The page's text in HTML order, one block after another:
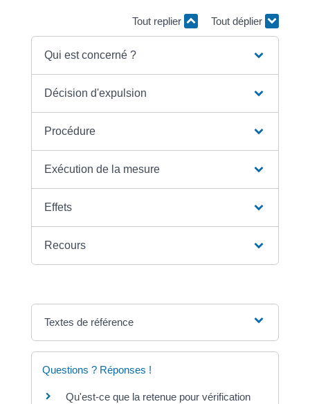
Tout replier Tout déplier
Qui est concerné ?
Décision d'expulsion
Procédure
Exécution de la mesure
Effets
Recours
Textes de référence
Questions ? Réponses !
Qu'est-ce que la retenue pour vérification